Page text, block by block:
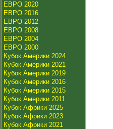
ЕВРО 2020
ЕВРО 2016
ЕВРО 2012
ЕВРО 2008
ЕВРО 2004
ЕВРО 2000
Кубок Америки 2024
Кубок Америки 2021
Кубок Америки 2019
Кубок Америки 2016
Кубок Америки 2015
Кубок Америки 2011
Кубок Африки 2025
Кубок Африки 2023
Кубок Африки 2021